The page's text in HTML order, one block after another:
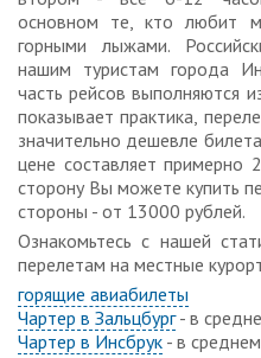
основном те, кто любит
горными лыжами.
нашим туристам города
часть рейсов выполняются
показывает практика,
значительно дешевле
цене составляет примерно
сторону Вы можете купить
стороны - от 13000 рублей.
Ознакомьтесь с нашей
перелетам на местные
горящие авиабилеты
Чартер в Зальцбург- в
Чартер в Инсбрук - в